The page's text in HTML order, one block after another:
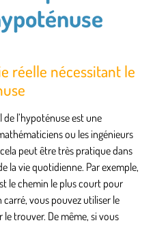
réelle nécessitant le
l’hypoténuse est une
ou les ingénieurs
peut être très pratique dans
la vie quotidienne. Par exemple,
le chemin le plus court pour
vous pouvez utiliser le
trouver. De même, si vous